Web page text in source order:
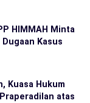
HIMMAH Minta
Kasus
Kuasa Hukum
atas